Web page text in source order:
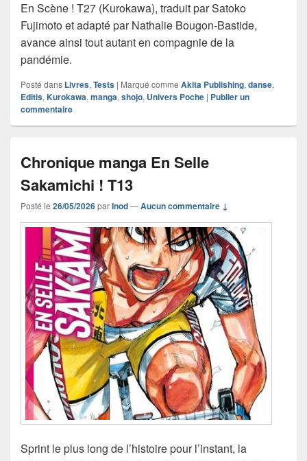
En Scène ! T27 (Kurokawa), traduit par Satoko
Fujimoto et adapté par Nathalie Bougon-Bastide,
avance ainsi tout autant en compagnie de la
pandémie.
Posté dans Livres, Tests | Marqué comme Akita Publishing, danse,
Editis, Kurokawa, manga, shojo, Univers Poche | Publier un
commentaire
Chronique manga En Selle
Sakamichi ! T13
Posté le 26/05/2026parInod—Aucun commentaire ↓
Sprint le plus long de l’histoire pour l’instant, la